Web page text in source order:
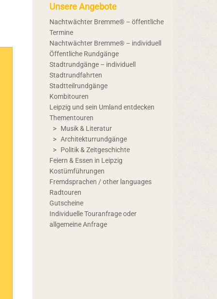
Unsere Angebote
Nachtwächter Bremme® – öffentliche
Termine
Nachtwächter Bremme® – individuell
Öffentliche Rundgänge
Stadtrundgänge – individuell
Stadtrundfahrten
Stadtteilrundgänge
Kombitouren
Leipzig und sein Umland entdecken
Thementouren
Musik & Literatur
Architekturrundgänge
Politik & Zeitgeschichte
Feiern & Essen in Leipzig
Kostümführungen
Fremdsprachen / other languages
Radtouren
Gutscheine
Individuelle Touranfrage oder
allgemeine Anfrage